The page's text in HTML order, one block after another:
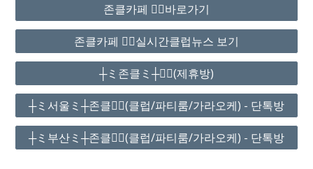
존클카페 ❤️‍🔥바로가기
존클카페 ❤️‍🔥실시간클럽뉴스 보기
┼ミ존클ミ┼❤️‍🔥(제휴방)
┼ミ서울ミ┼존클❤️‍🔥(클럽/파티룸/가라오케) - 단톡방
┼ミ부산ミ┼존클❤️‍🔥(클럽/파티룸/가라오케) - 단톡방